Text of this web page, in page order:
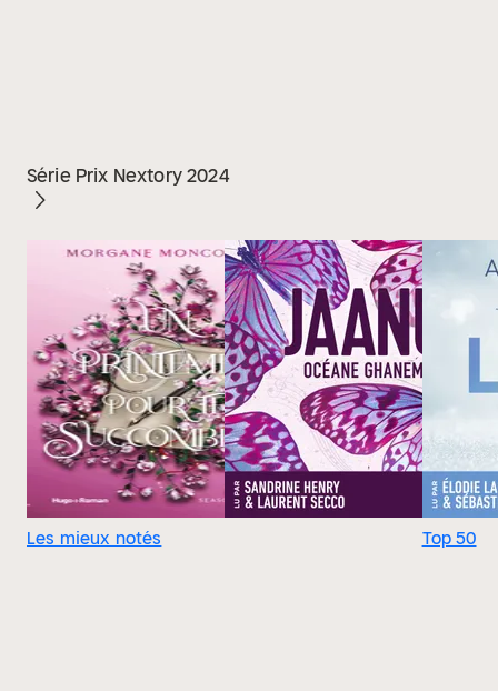
Série Prix Nextory 2024
Les mieux notés Top 50